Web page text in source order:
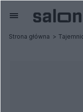
Strona główna